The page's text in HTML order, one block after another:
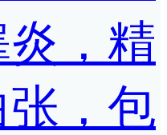
，精
，包